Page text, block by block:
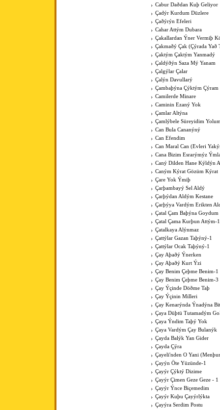
Cabur Daðdan Kuþ Geliyor
Çadýr Kurdum Düzlere
Çaðýrýn Efeleri
Cahar Attým Dubara
Çakallardan Ýner Vermiþ
Çakmaðý Çak (Çýrada Yað
Çaktým Çaktým Yanmadý
Çaldýðýn Saza Mý Yanam
Çalgýlar Çalar
Çalýn Davullarý
Çambaþýna Çýktým Çýram
Camilerde Minare
Caminin Ezaný Yok
Çamlar Altýna
Çamlýbele Süreyidim
Can Bula Cananýný
Can Efendim
Can Maral Can (Evleri
Cana Bizim Esrarýmýz
Caný Dilden Hane Kýldýn
Caným Kýrat Gözüm Kýrat
Çare Yok Ýmiþ
Çarþambayý Sel Aldý
Çarþýdan Aldým Kestane
Çarþýya Vardým Erikten
Çatal Çam Baþýna Goydum
Çatal Çama Kurþun Attým-1
Çatalkaya Alýnmaz
Çattýlar Gazan Taþýný-1
Çattýlar Ocak Taþýný-1
Çay Aþaðý Ýnerken
Çay Aþaðý Kurt Ýzi
Çay Benim Çeþme Benim-1
Çay Benim Çeþme Benim-3
Çay Ýçinde Döðme Taþ
Çay Ýçinin Milleri
Çay Kenarýnda Ýnadýna
Çaya Düþtü Tutamadým
Çaya Ýndim Taþý Yok
Çaya Vardým Çay Bulanýk
Çayda Balýk Yan Gider
Çayda Çýra
Çayeli'nden O Yani
Çayýn Öte Yüzünde-1
Çayýr Çýktý Dizime
Çayýr Çimen Geze Geze - 1
Çayýr Ýnce Biçemedim
Çayýr Kuþu Çayýrlýkta
Çayýra Serdim Postu